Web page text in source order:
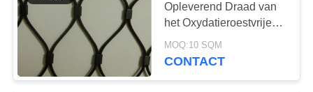
SITEMAP
PRIVACYBELEID
Vogelhuisdraad het
119
Opleverend Draad van
het Oxydatieroestvrije
staal Netwerk Flexibel
Geweven Type
MOQ:10 SQM
CONTACT